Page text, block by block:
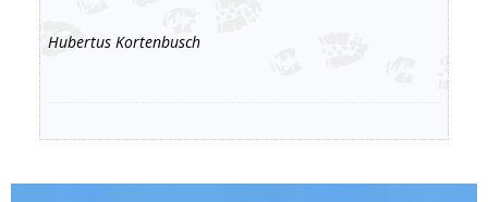
Hubertus Kortenbusch